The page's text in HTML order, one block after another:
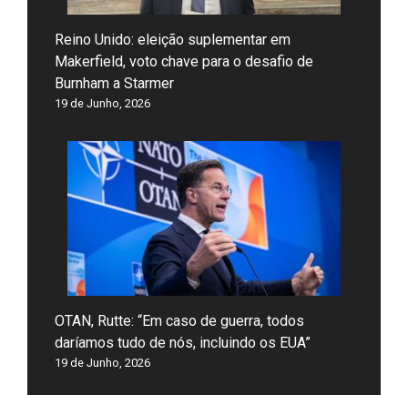
Reino Unido: eleição suplementar em
Makerfield, voto chave para o desafio de
Burnham a Starmer
19 de Junho, 2026
OTAN, Rutte: “Em caso de guerra, todos
daríamos tudo de nós, incluindo os EUA”
19 de Junho, 2026